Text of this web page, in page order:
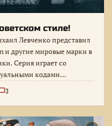
стиле!
Левченко представил
и другие мировые марки в
Серия играет со
кодами…
3